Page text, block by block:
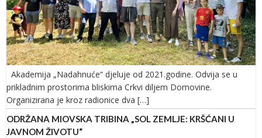
Akademija „Nadahnuće“ djeluje od 2021.godine. Odvija se u
prikladnim prostorima bliskima Crkvi diljem Domovine.
Organizirana je kroz radionice dva […]
ODRŽANA MIOVSKA TRIBINA „SOL ZEMLJE: KRŠĆANI U
JAVNOM ŽIVOTU“